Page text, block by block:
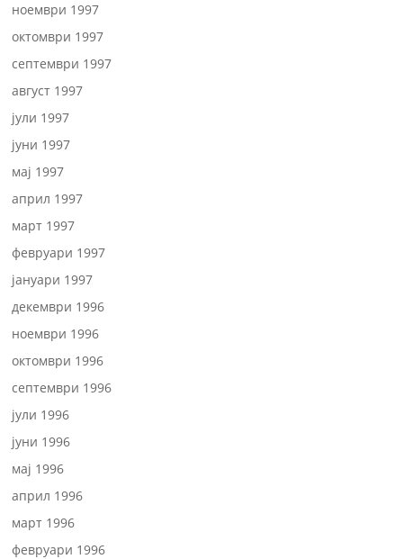
ноември 1997
октомври 1997
септември 1997
август 1997
јули 1997
јуни 1997
мај 1997
април 1997
март 1997
февруари 1997
јануари 1997
декември 1996
ноември 1996
октомври 1996
септември 1996
јули 1996
јуни 1996
мај 1996
април 1996
март 1996
февруари 1996